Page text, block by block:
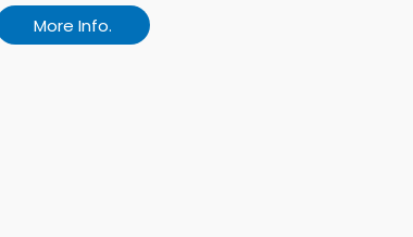
More Info.